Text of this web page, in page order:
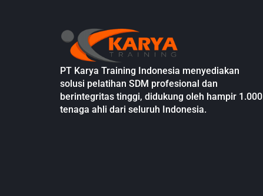
PT Karya Training Indonesia menyediakan
solusi pelatihan SDM profesional dan
berintegritas tinggi, didukung oleh hampir 1.000
tenaga ahli dari seluruh Indonesia.